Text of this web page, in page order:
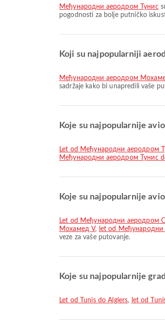
Међународни аеродром Тунис
pogodnosti za bolje putničko
Koji su najpopularniji
Међународни аеродром
sadržaje kako bi unapredili vaše
Koje su najpopularnije
let od Међународни аеродром
Међународни аеродром Тунис
Koje su najpopularnije
let od Међународни аеродром
Мохамед V, let od
veze za vaše putovanje.
Koje su najpopularnije
let od Tunis do Algiers, let od